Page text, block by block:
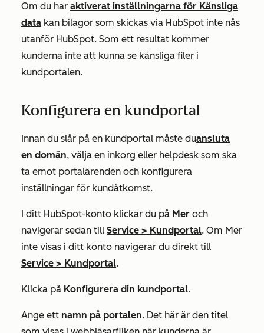
Om du har aktiverat inställningarna för Känsliga
data kan bilagor som skickas via HubSpot inte nås
utanför HubSpot. Som ett resultat kommer
kunderna inte att kunna se känsliga filer i
kundportalen.
Konfigurera en kundportal
Innan du slår på en kundportal måste duansluta
en domän, välja en inkorg eller helpdesk som ska
ta emot portalärenden och konfigurera
inställningar för kundåtkomst.
I ditt HubSpot-konto klickar du på Mer och
navigerar sedan till Service > Kundportal. Om Mer
inte visas i ditt konto navigerar du direkt till
Service > Kundportal.
Klicka på Konfigurera din kundportal.
Ange ett namn på portalen. Det här är den titel